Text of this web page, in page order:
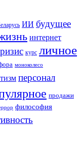
ИИ будущее
интернет
курс личное
моноколесо
персонал
продажи
философия